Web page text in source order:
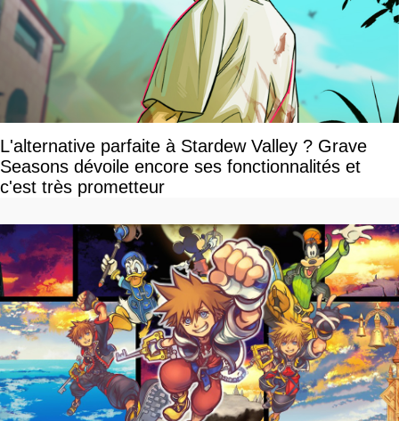
L'alternative parfaite à Stardew Valley ? Grave
Seasons dévoile encore ses fonctionnalités et
c'est très prometteur